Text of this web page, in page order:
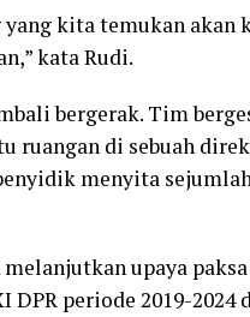
yang kita temukan
kata Rudi.
bergerak. Tim
ruangan di sebuah
menyita
upaya
periode 2019-2024